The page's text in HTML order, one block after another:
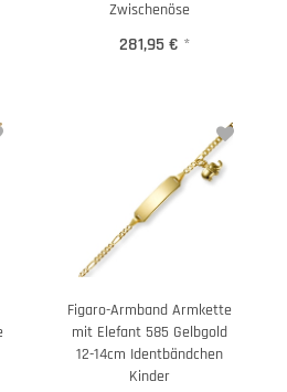
Zwischenöse
281,95 € *
Figaro-Armband Armkette
mit Elefant 585 Gelbgold
12-14cm Identbändchen
Kinder